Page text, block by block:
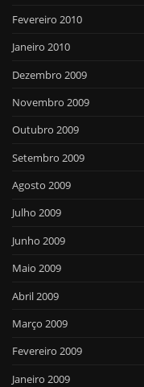
Fevereiro 2010
Janeiro 2010
Dezembro 2009
Novembro 2009
Outubro 2009
Setembro 2009
Agosto 2009
Julho 2009
Junho 2009
Maio 2009
Abril 2009
Março 2009
Fevereiro 2009
Janeiro 2009